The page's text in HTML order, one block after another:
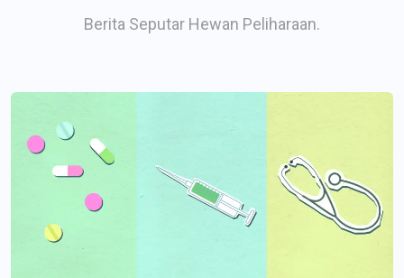
Berita Seputar Hewan Peliharaan.